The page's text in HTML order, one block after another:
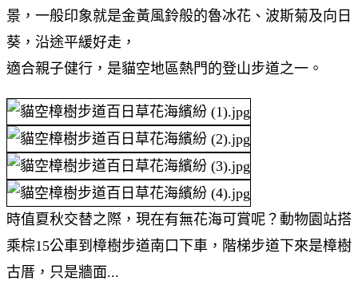
景，一般印象就是金黃風鈴般的魯冰花、波斯菊及向日
葵，沿途平緩好走，
適合親子健行，是貓空地區熱門的登山步道之一。
時值夏秋交替之際，現在有無花海可賞呢？動物園站搭
乘棕15公車到樟樹步道南口下車，階梯步道下來是樟樹
古厝，只是牆面...